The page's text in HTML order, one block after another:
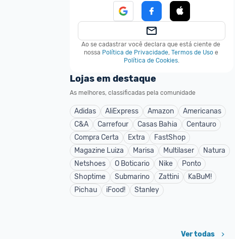
Ao se cadastrar você declara que está ciente de
nossa Política de Privacidade, Termos de Uso e
Política de Cookies.
Lojas em destaque
As melhores, classificadas pela comunidade
Adidas AliExpress Amazon
Americanas
C&A
Carrefour Casas Bahia
Centauro
Compra Certa
Extra
FastShop
Magazine Luiza
Marisa Multilaser
Natura
Netshoes
O Boticario Nike
Ponto
Shoptime
Submarino Zattini
KaBuM!
Pichau
iFood! Stanley
Ver todas